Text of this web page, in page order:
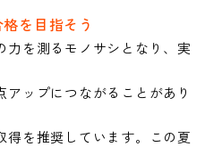
を目指そう
力を測るモノサシとなり、実
ップにつながることがあり
得を推奨しています。この夏